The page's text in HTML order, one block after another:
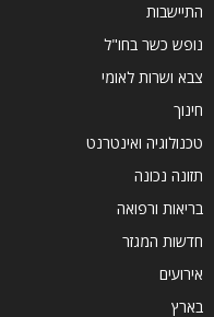
התיישבות
נופש כשר בחו"ל
צבא ושרות לאומי
חינוך
טכנולוגיה ואינטרנט
תזונה נכונה
בריאות ורפואה
חדשות המגזר
אירועים
בארץ